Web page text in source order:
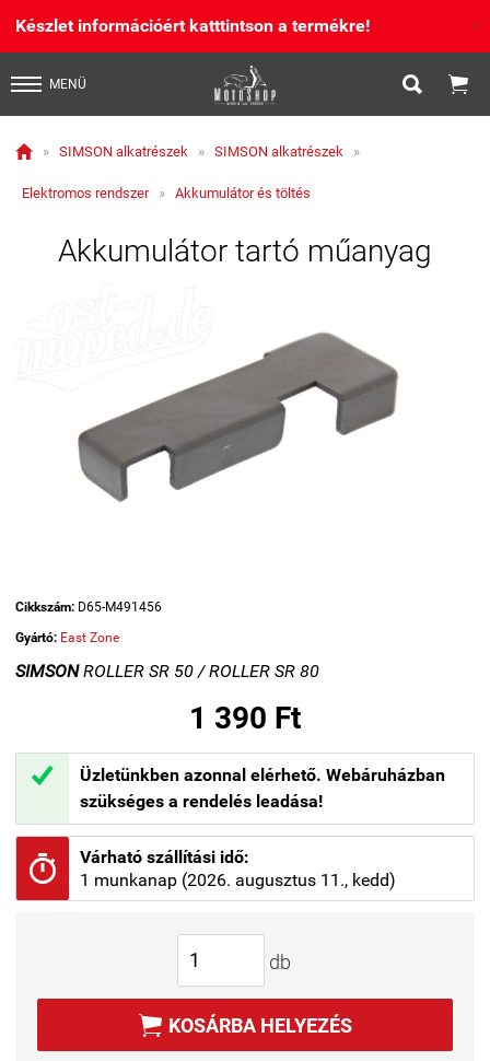
Készlet információért katttintson a termékre! X
MENÜ  
 » SIMSON alkatrészek » SIMSON alkatrészek »
Elektromos rendszer » Akkumulátor és töltés
Akkumulátor tartó műanyag
Cikkszám: D65-M491456
Gyártó: East Zone
SIMSONROLLER SR 50 / ROLLER SR 80
1 390 Ft

Üzletünkben azonnal elérhető. Webáruházban
szükséges a rendelés leadása!

Várható szállítási idő:
1 munkanap (2026. augusztus 11., kedd)
db
 KOSÁRBA HELYEZÉS